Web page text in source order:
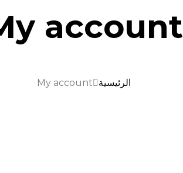
account
الرئيسية My account